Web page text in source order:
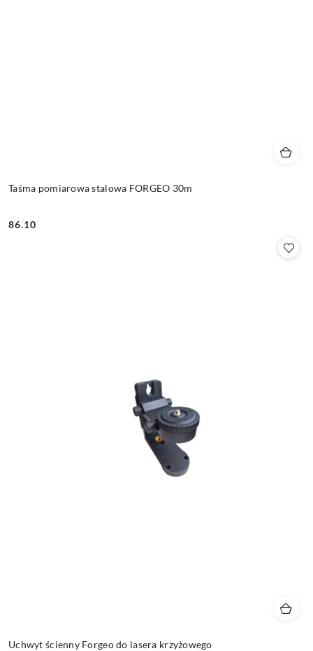
Taśma pomiarowa stalowa FORGEO 30m
Cena:
86.10
Uchwyt ścienny Forgeo do lasera krzyżowego